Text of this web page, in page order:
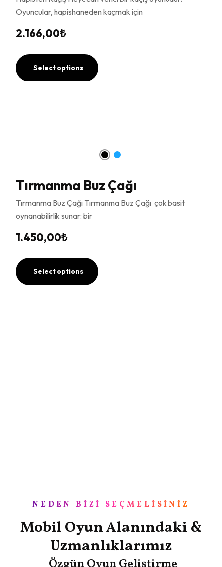
Oyuncular, hapishaneden kaçmak için
2.166,00₺
Select options
Tırmanma Buz Çağı
Tırmanma Buz Çağı Tırmanma Buz Çağı çok basit
oynanabilirlik sunar: bir
1.450,00₺
Select options
NEDEN BIZI SEÇMELISINIZ
Mobil Oyun Alanındaki &
Uzmanlıklarımız